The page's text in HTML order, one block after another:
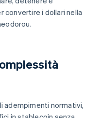
convertire i dollari nella
adempimenti normativi,